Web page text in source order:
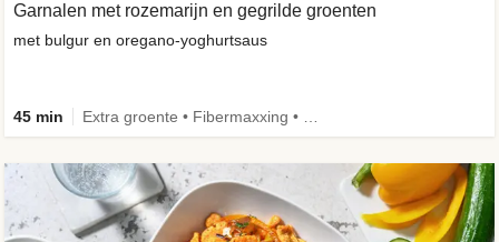
Garnalen met rozemarijn en gegrilde groenten
met bulgur en oregano-yoghurtsaus
45 min